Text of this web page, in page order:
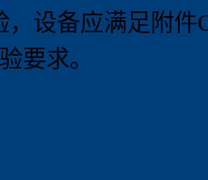
，设备应满足附件
要求。